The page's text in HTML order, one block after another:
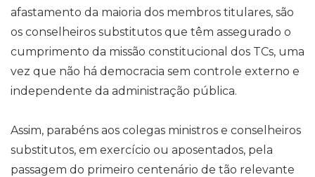
afastamento da maioria dos membros titulares, são
os conselheiros substitutos que têm assegurado o
cumprimento da missão constitucional dos TCs, uma
vez que não há democracia sem controle externo e
independente da administração pública.
Assim, parabéns aos colegas ministros e conselheiros
substitutos, em exercício ou aposentados, pela
passagem do primeiro centenário de tão relevante